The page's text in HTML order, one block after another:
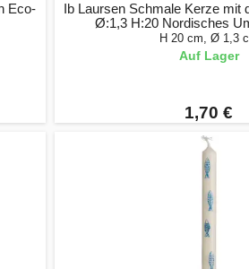
Eco-
Ib Laursen Schmale Kerze mit
Ø:1,3 H:20 Nordisches
H 20 cm, Ø 1,3
Auf Lager
1,70 €